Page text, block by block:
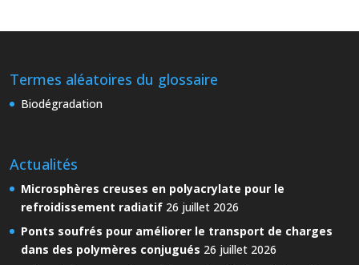
Termes aléatoires du glossaire
Biodégradation
Actualités
Microsphères creuses en polyacrylate pour le
refroidissement radiatif 26 juillet 2026
Ponts soufrés pour améliorer le transport de charges
dans des polymères conjugués 26 juillet 2026